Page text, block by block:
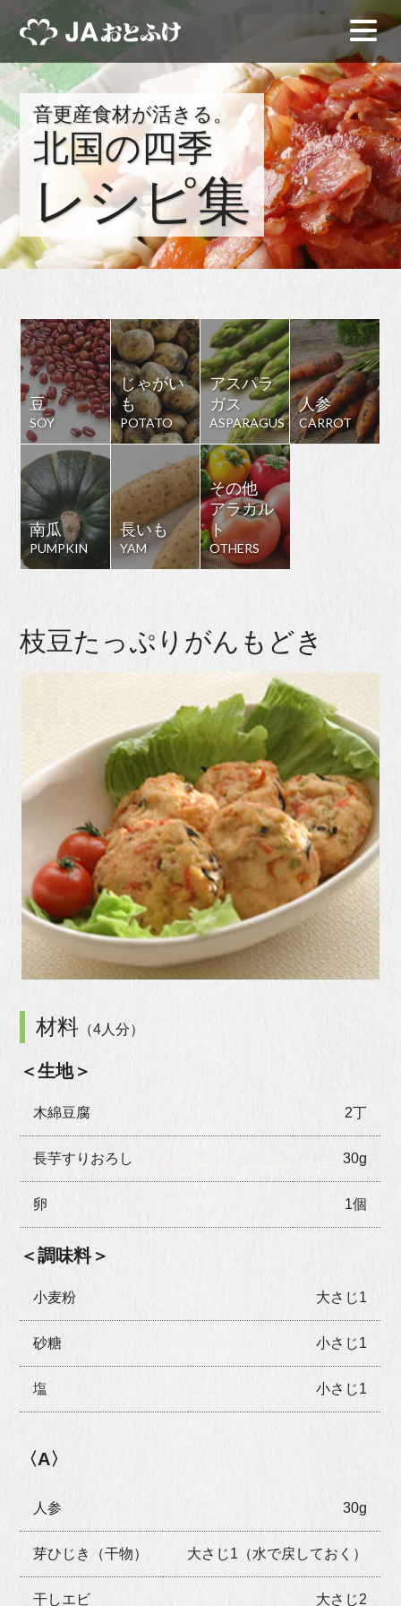
音更産食材が活きる。
北国の四季
レシピ集
豆
SOY
じゃがい
も
POTATO
アスパラ
ガス
ASPARAGUS
人参
CARROT
南瓜
PUMPKIN
長いも
YAM
その他
アラカル
ト
OTHERS
枝豆たっぷりがんもどき
材料 （4人分）
＜生地＞
木綿豆腐 2丁
長芋すりおろし 30g
卵 1個
＜調味料＞
小麦粉 大さじ1
砂糖 小さじ1
塩 小さじ1
〈A〉
人参 30g
芽ひじき（干物） 大さじ1（水で戻しておく）
干しエビ 大さじ2